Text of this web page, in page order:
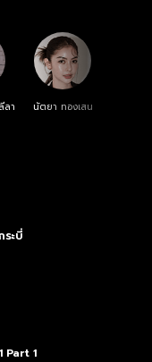
ลา นัตยา ทองเสน
ระบี่
Part 1